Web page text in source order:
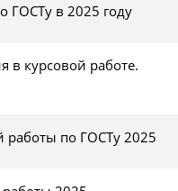
ГОСТу в 2025 году
в курсовой работе.
работы по ГОСТу 2025